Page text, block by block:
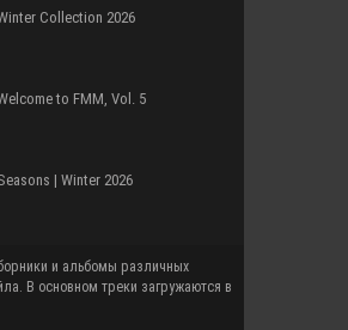
Collection 2026
to FMM, Vol. 5
| Winter 2026
В основном треки загружаются в